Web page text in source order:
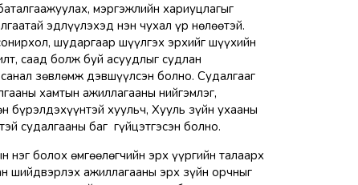
мэргэжлийн хариуцлагыг
эдлүүлэхэд нэн чухал үр нөлөөтэй.
шударгаар шүүлгэх эрхийг шүүхийн
саад болж буй асуудлыг судлан
зөвлөмж дэвшүүлсэн болно. Судалгааг
хамтын ажиллагааны нийгэмлэг,
бүрэлдэхүүнтэй хуульч, Хууль зүйн ухааны
судалгааны баг гүйцэтгэсэн болно.
болох өмгөөлөгчийн эрх үүргийн талаарх
шийдвэрлэх ажиллагааны эрх зүйн орчныг